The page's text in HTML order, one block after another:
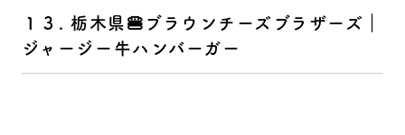
１３. 栃木県🍔ブラウンチーズブラザーズ｜
ジャージー牛ハンバーガー